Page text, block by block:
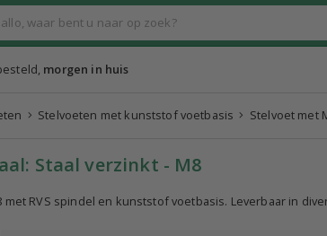
morgen in huis
Stelvoeten met kunststof voetbasis Stelvoet met
Staal verzinkt - M8
met RVS spindel en kunststof voetbasis. Leverbaar in